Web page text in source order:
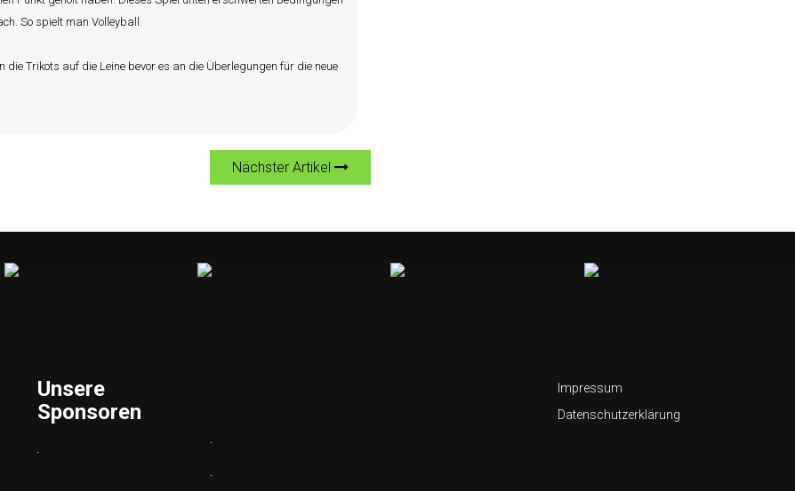
So spielt man Volleyball.
Trikots auf die Leine bevor es an die Überlegungen für die neue
Nächster Artikel
Unsere
Sponsoren
Impressum
Datenschutzerklärung